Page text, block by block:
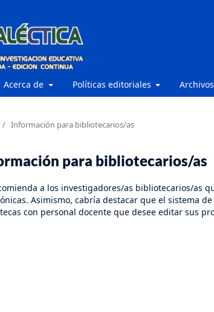
Acerca de Políticas editoriales Archivos
/ Información para bibliotecarios/as
para bibliotecarios/as
a los investigadores/as bibliotecarios/as
Asimismo, cabría destacar que el sistema
con personal docente que desee editar sus